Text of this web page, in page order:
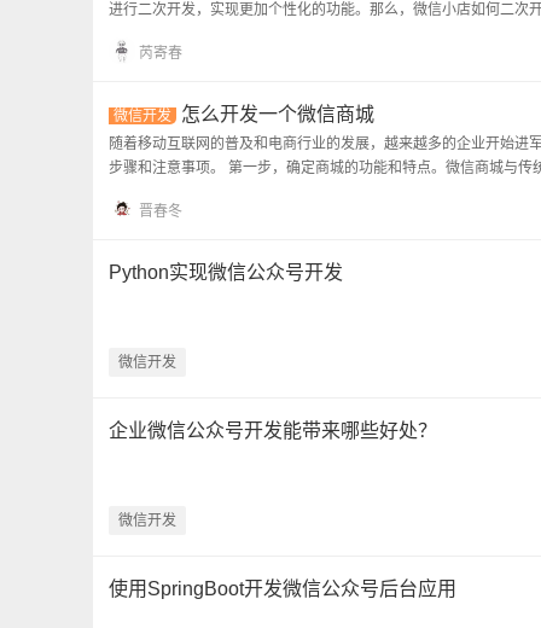
进行二次开发，实现更加个性化的功能。那么，微信小店如何二次
芮寄春
微信开发 怎么开发一个微信商城
随着移动互联网的普及和电商行业的发展，越来越多的企业开始
步骤和注意事项。 第一步，确定商城的功能和特点。微信商城与传
晋春冬
Python实现微信公众号开发
微信开发
企业微信公众号开发能带来哪些好处？
微信开发
使用SpringBoot开发微信公众号后台应用